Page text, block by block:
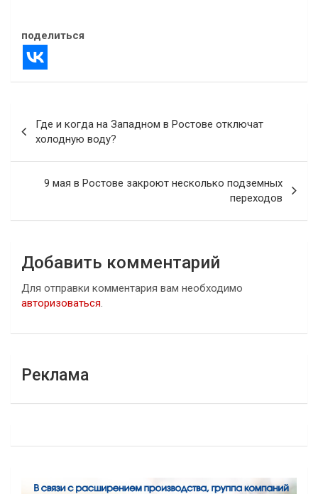
поделиться
по
записям
Где и когда на Западном в Ростове отключат
холодную воду?
9 мая в Ростове закроют несколько подземных
переходов
Добавить комментарий
Для отправки комментария вам необходимо
авторизоваться.
Реклама